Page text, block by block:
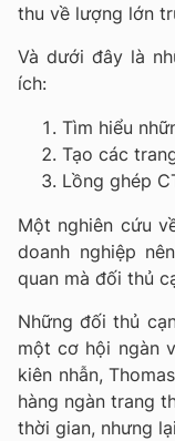
thu về lượng lớn
Và dưới đây là
ích:
Tìm hiểu
Tạo các
Lồng ghép
Một nghiên cứu
doanh nghiệp
quan mà đối thủ
Những đối thủ
một cơ hội ngàn
kiên nhẫn,
hàng ngàn trang
thời gian, nhưng